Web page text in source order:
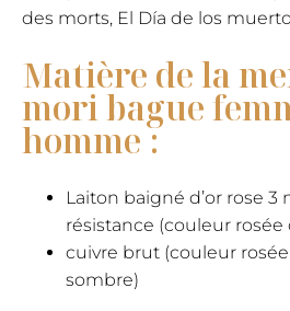
des morts, El Día de los
Matière de la
mori bague
homme :
Laiton baigné d’or rose 3
résistance (couleur
cuivre brut (couleur
sombre)